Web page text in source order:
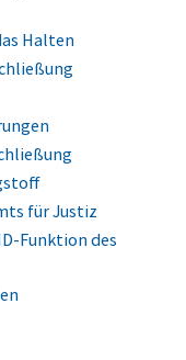
Halten
für Justiz
Funktion des